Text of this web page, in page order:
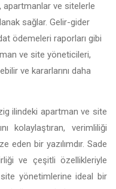
apartmanlar ve sitelerle
sağlar. Gelir-gider
ödemeleri raporları gibi
ve site yöneticileri,
ve kararlarını daha
ilindeki apartman ve site
kolaylaştıran, verimliliği
eden bir yazılımdır. Sade
ve çeşitli özellikleriyle
yönetimlerine ideal bir